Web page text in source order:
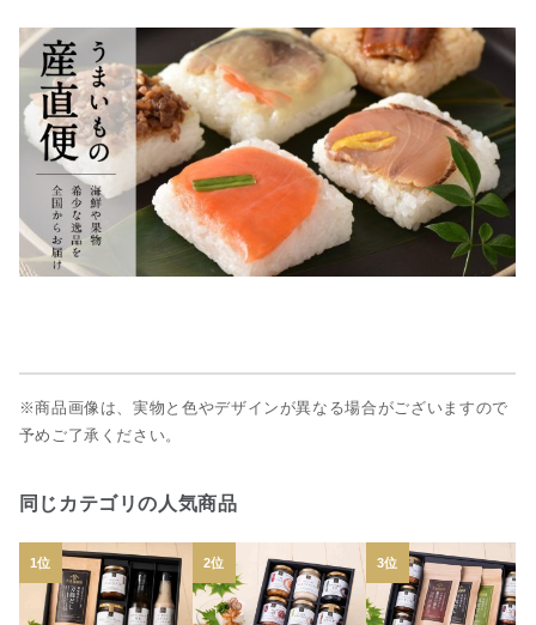
※商品画像は、実物と色やデザインが異なる場合がございますので
予めご了承ください。
同じカテゴリの人気商品